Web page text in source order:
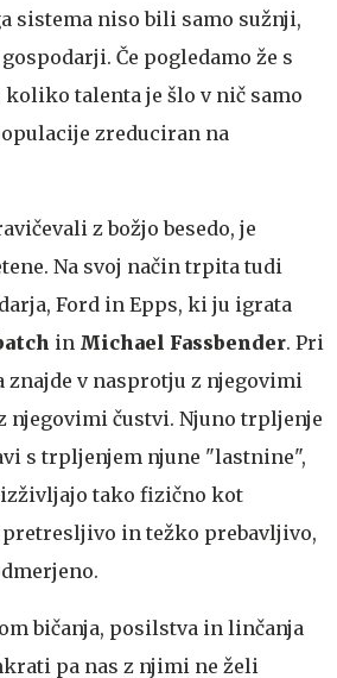
sistema niso bili samo sužnji,
Če pogledamo že s
talenta je šlo v nič samo
zreduciran na
z božjo besedo, je
Na svoj način trpita tudi
Ford in Epps, ki ju igrata
in Michael Fassbender. Pri
znajde v nasprotju z njegovimi
njegovimi čustvi. Njuno trpljenje
s trpljenjem njune "lastnine",
tako fizično kot
in težko prebavljivo,
bičanja, posilstva in linčanja
pa nas z njimi ne želi